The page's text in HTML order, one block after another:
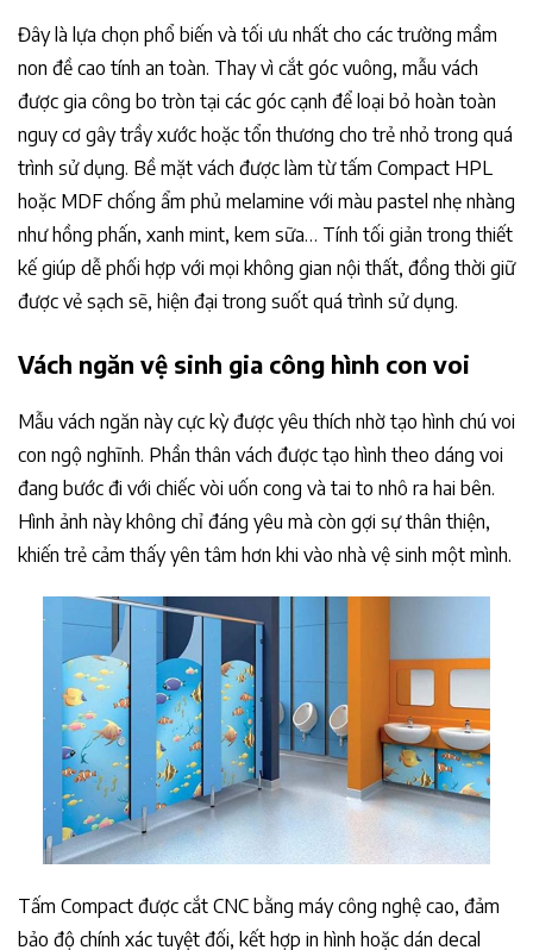
Đây là lựa chọn phổ biến và tối ưu nhất cho các trường mầm
non đề cao tính an toàn. Thay vì cắt góc vuông, mẫu vách
được gia công bo tròn tại các góc cạnh để loại bỏ hoàn toàn
nguy cơ gây trầy xước hoặc tổn thương cho trẻ nhỏ trong quá
trình sử dụng. Bề mặt vách được làm từ tấm Compact HPL
hoặc MDF chống ẩm phủ melamine với màu pastel nhẹ nhàng
như hồng phấn, xanh mint, kem sữa… Tính tối giản trong thiết
kế giúp dễ phối hợp với mọi không gian nội thất, đồng thời giữ
được vẻ sạch sẽ, hiện đại trong suốt quá trình sử dụng.
Vách ngăn vệ sinh gia công hình con voi
Mẫu vách ngăn này cực kỳ được yêu thích nhờ tạo hình chú voi
con ngộ nghĩnh. Phần thân vách được tạo hình theo dáng voi
đang bước đi với chiếc vòi uốn cong và tai to nhô ra hai bên.
Hình ảnh này không chỉ đáng yêu mà còn gợi sự thân thiện,
khiến trẻ cảm thấy yên tâm hơn khi vào nhà vệ sinh một mình.
Tấm Compact được cắt CNC bằng máy công nghệ cao, đảm
bảo độ chính xác tuyệt đối, kết hợp in hình hoặc dán decal